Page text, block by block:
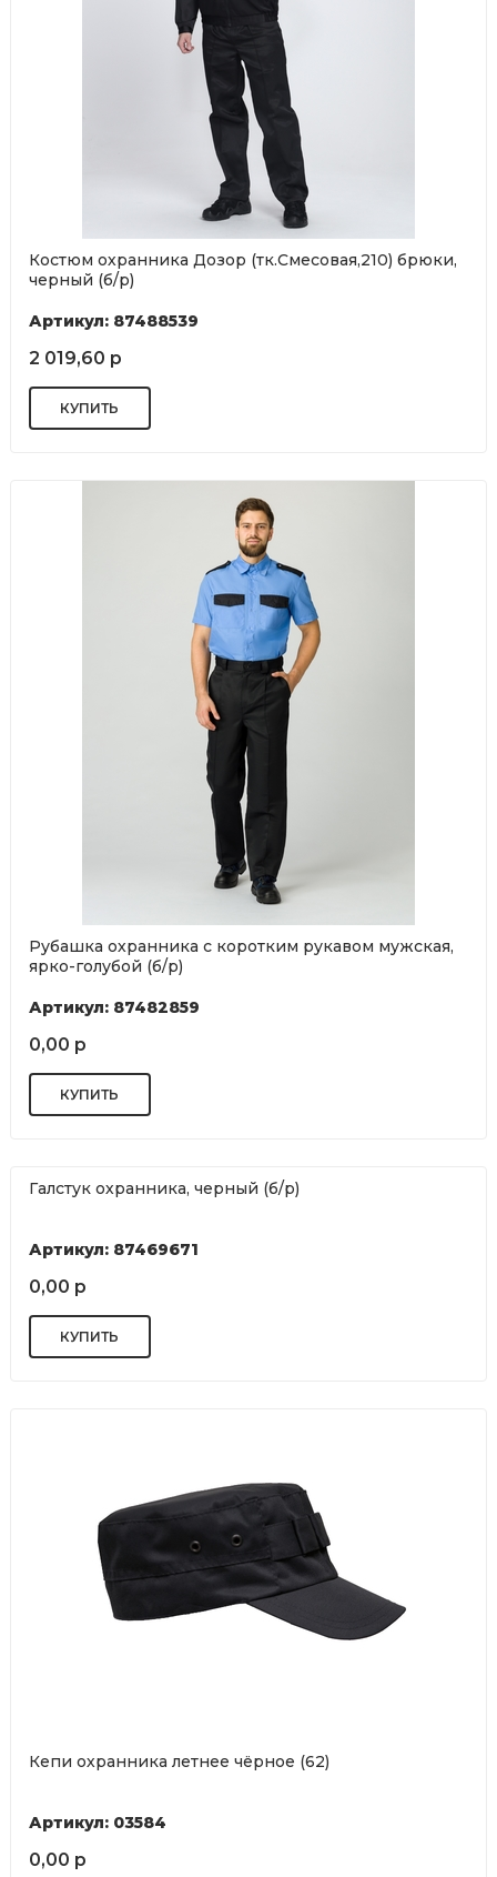
Костюм охранника Дозор (тк.Смесовая,210) брюки,
черный (б/р)
Артикул: 87488539
2 019,60 р
Рубашка охранника с коротким рукавом мужская,
ярко-голубой (б/р)
Артикул: 87482859
0,00 р
Галстук охранника, черный (б/р)
Артикул: 87469671
0,00 р
Кепи охранника летнее чёрное (62)
Артикул: 03584
0,00 р